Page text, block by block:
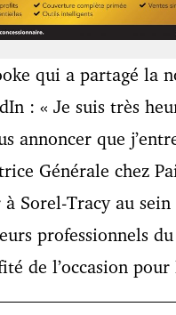
qui a partagé la
: « Je suis très
annoncer que
Générale chez
Sorel-Tracy au
professionnels
de l’occasion